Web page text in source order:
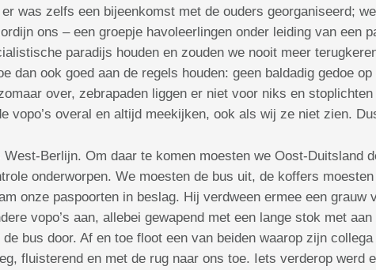
was zelfs een bijeenkomst met de ouders georganiseerd;
ons – een groepje havoleerlingen onder leiding van een
paradijs houden en zouden we nooit meer
dan ook goed aan de regels houden: geen baldadig gedoe
over, zebrapaden liggen er niet voor niks en
vopo’s overal en altijd meekijken, ook als wij ze niet zien.
Berlijn. Om daar te komen moesten we Oost-Duitsland
onderworpen. We moesten de bus uit, de koffers
onze paspoorten in beslag. Hij verdween ermee een
vopo’s aan, allebei gewapend met een lange stok met
bus door. Af en toe floot een van beiden waarop zijn
fluisterend en met de rug naar ons toe. Iets verderop werd